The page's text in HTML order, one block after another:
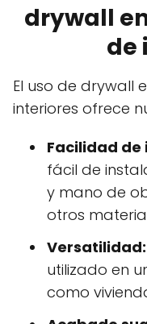
drywall
de
El uso de drywall
interiores ofrece
Facilidad
fácil de
y mano de
otros
Versatilidad:
utilizado en
como